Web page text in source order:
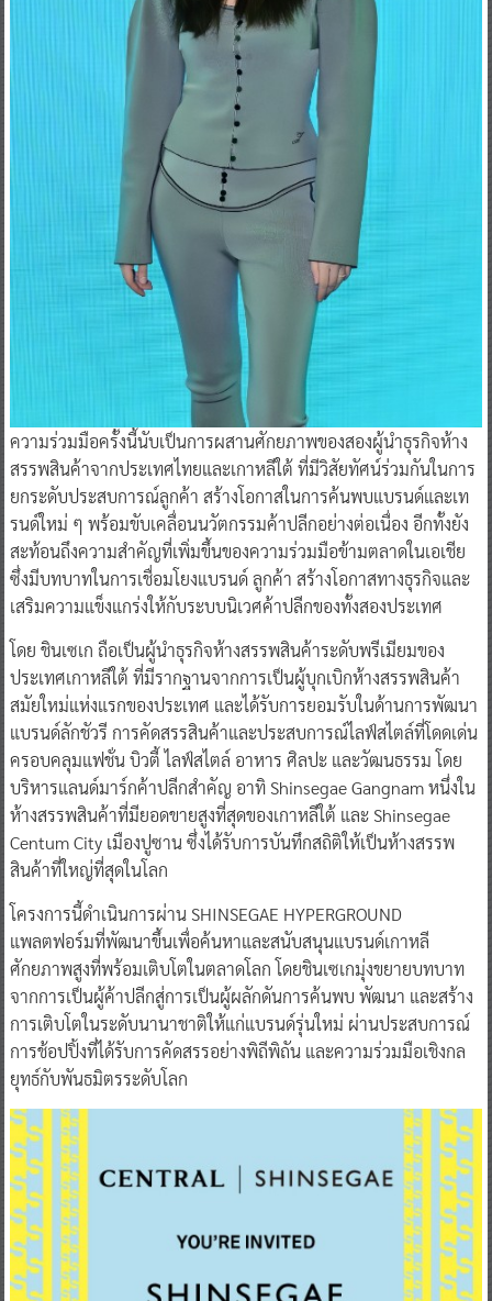
ความร่วมมือครั้งนี้นับเป็นการผสานศักยภาพของสองผู้นำธุรกิจห้าง
สรรพสินค้าจากประเทศไทยและเกาหลีใต้ ที่มีวิสัยทัศน์ร่วมกันในการ
ยกระดับประสบการณ์ลูกค้า สร้างโอกาสในการค้นพบแบรนด์และเท
รนด์ใหม่ ๆ พร้อมขับเคลื่อนนวัตกรรมค้าปลีกอย่างต่อเนื่อง อีกทั้งยัง
สะท้อนถึงความสำคัญที่เพิ่มขึ้นของความร่วมมือข้ามตลาดในเอเชีย
ซึ่งมีบทบาทในการเชื่อมโยงแบรนด์ ลูกค้า สร้างโอกาสทางธุรกิจและ
เสริมความแข็งแกร่งให้กับระบบนิเวศค้าปลีกของทั้งสองประเทศ
โดย ชินเซเก ถือเป็นผู้นำธุรกิจห้างสรรพสินค้าระดับพรีเมียมของ
ประเทศเกาหลีใต้ ที่มีรากฐานจากการเป็นผู้บุกเบิกห้างสรรพสินค้า
สมัยใหม่แห่งแรกของประเทศ และได้รับการยอมรับในด้านการพัฒนา
แบรนด์ลักชัวรี การคัดสรรสินค้าและประสบการณ์ไลฟ์สไตล์ที่โดดเด่น
ครอบคลุมแฟชั่น บิวตี้ ไลฟ์สไตล์ อาหาร ศิลปะ และวัฒนธรรม โดย
บริหารแลนด์มาร์กค้าปลีกสำคัญ อาทิ Shinsegae Gangnam หนึ่งใน
ห้างสรรพสินค้าที่มียอดขายสูงที่สุดของเกาหลีใต้ และ Shinsegae
Centum City เมืองปูซาน ซึ่งได้รับการบันทึกสถิติให้เป็นห้างสรรพ
สินค้าที่ใหญ่ที่สุดในโลก
โครงการนี้ดำเนินการผ่าน SHINSEGAE HYPERGROUND
แพลตฟอร์มที่พัฒนาขึ้นเพื่อค้นหาและสนับสนุนแบรนด์เกาหลี
ศักยภาพสูงที่พร้อมเติบโตในตลาดโลก โดยชินเซเกมุ่งขยายบทบาท
จากการเป็นผู้ค้าปลีกสู่การเป็นผู้ผลักดันการค้นพบ พัฒนา และสร้าง
การเติบโตในระดับนานาชาติให้แก่แบรนด์รุ่นใหม่ ผ่านประสบการณ์
การช้อปปิ้งที่ได้รับการคัดสรรอย่างพิถีพิถัน และความร่วมมือเชิงกล
ยุทธ์กับพันธมิตรระดับโลก